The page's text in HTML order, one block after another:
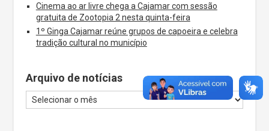
Cinema ao ar livre chega a Cajamar com sessão
gratuita de Zootopia 2 nesta quinta-feira
1º Ginga Cajamar reúne grupos de capoeira e celebra
tradição cultural no município
Arquivo de notícias